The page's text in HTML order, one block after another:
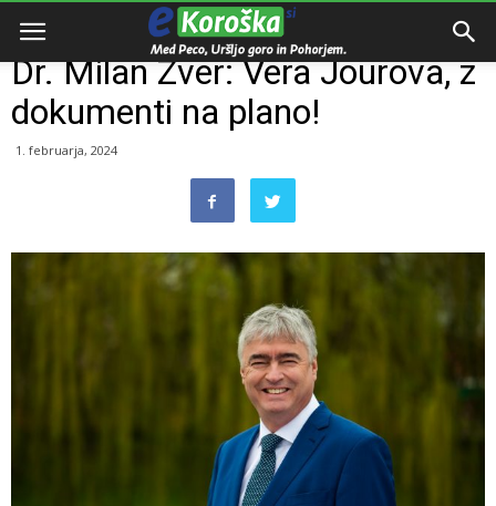
Domov
Dr. Milan Zver: Vera Jourova, z
dokumenti na plano!
1. februarja, 2024